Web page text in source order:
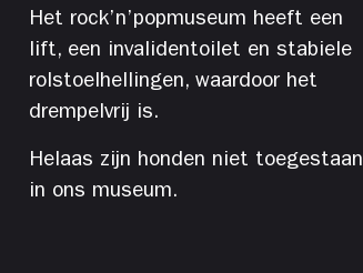
Het rock’n’popmuseum heeft een
lift, een invalidentoilet en stabiele
rolstoelhellingen, waardoor het
drempelvrij is.
Helaas zijn honden niet toegestaan
in ons museum.